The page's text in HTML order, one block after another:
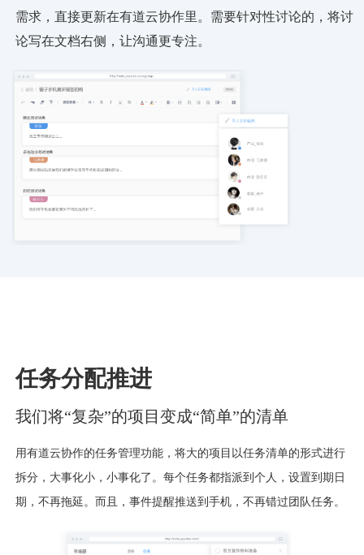
需求，直接更新在有道云协作里。需要针对性讨论的，将讨
论写在文档右侧，让沟通更专注。
任务分配推进
我们将“复杂”的项目变成“简单”的清单
用有道云协作的任务管理功能，将大的项目以任务清单的形式进行
拆分，大事化小，小事化了。每个任务都指派到个人，设置到期日
期，不再拖延。而且，事件提醒推送到手机，不再错过团队任务。